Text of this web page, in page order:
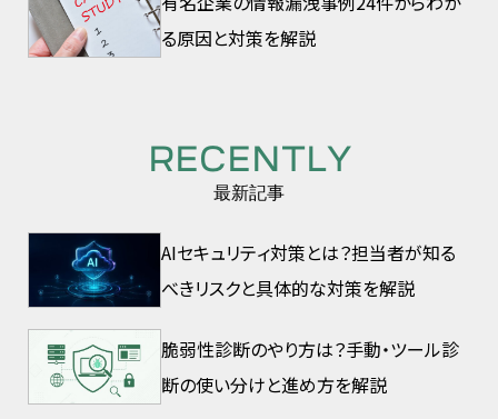
る原因と対策を解説
RECENTLY
最新記事
AIセキュリティ対策とは？担当者が知る
べきリスクと具体的な対策を解説
脆弱性診断のやり方は？手動・ツール診
断の使い分けと進め方を解説